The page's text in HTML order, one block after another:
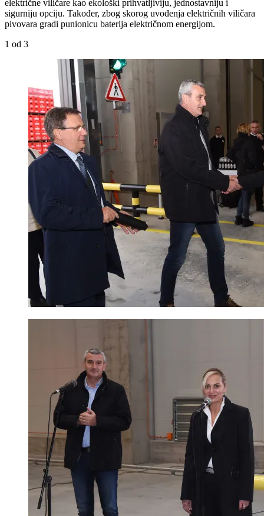
električne viličare kao ekološki prihvatljiviju, jednostavniju i
sigurniju opciju. Također, zbog skorog uvođenja električnih viličara
pivovara gradi punionicu baterija električnom energijom.
1 od 3